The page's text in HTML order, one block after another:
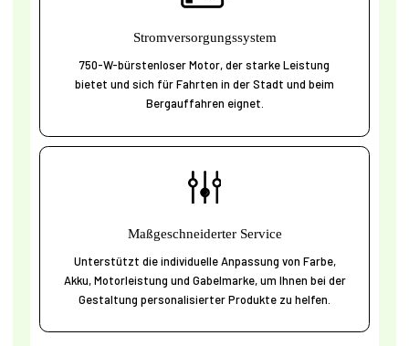
Stromversorgungssystem
750-W-bürstenloser Motor, der starke Leistung
bietet und sich für Fahrten in der Stadt und beim
Bergauffahren eignet.
Maßgeschneiderter Service
Unterstützt die individuelle Anpassung von Farbe,
Akku, Motorleistung und Gabelmarke, um Ihnen bei der
Gestaltung personalisierter Produkte zu helfen.